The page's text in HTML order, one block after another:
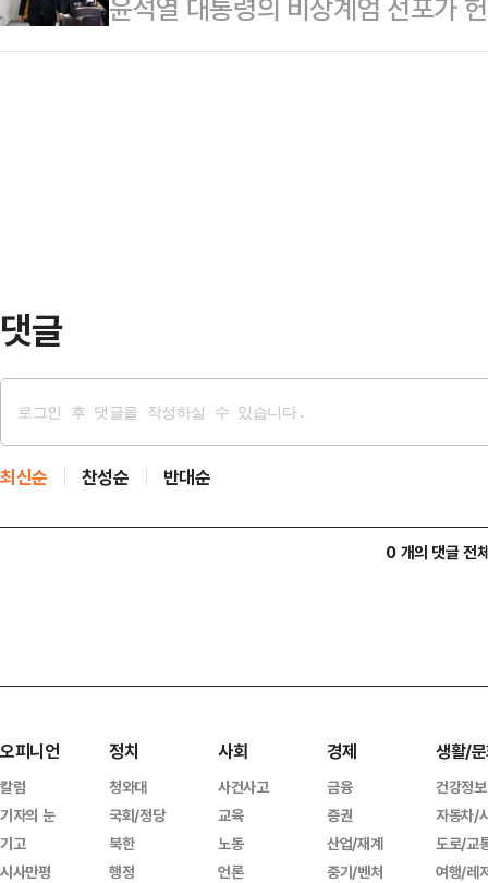
터시, 크리스털 메스암페타민, 케
사 결과 66명이 …
한 낚시용품 업체에서는 난데없이 '
운영하는 A씨는 업체를 방문한 기
윤석열 대통령의 비상계엄 선포가
은 것으로 확인됐다. 비상계엄 선포
댓글
최신순 찬성순 반대순
0 개의 댓글 전
오피니언
칼럼
기자의 눈
기고
시사만평
정치
청와대
국회/정당
북한
행정
사회
사건사고
교육
노동
언론
경제
금융
증권
산업/재계
중기/벤처
생활/
건강정보
자동차/
도로/교
여행/레